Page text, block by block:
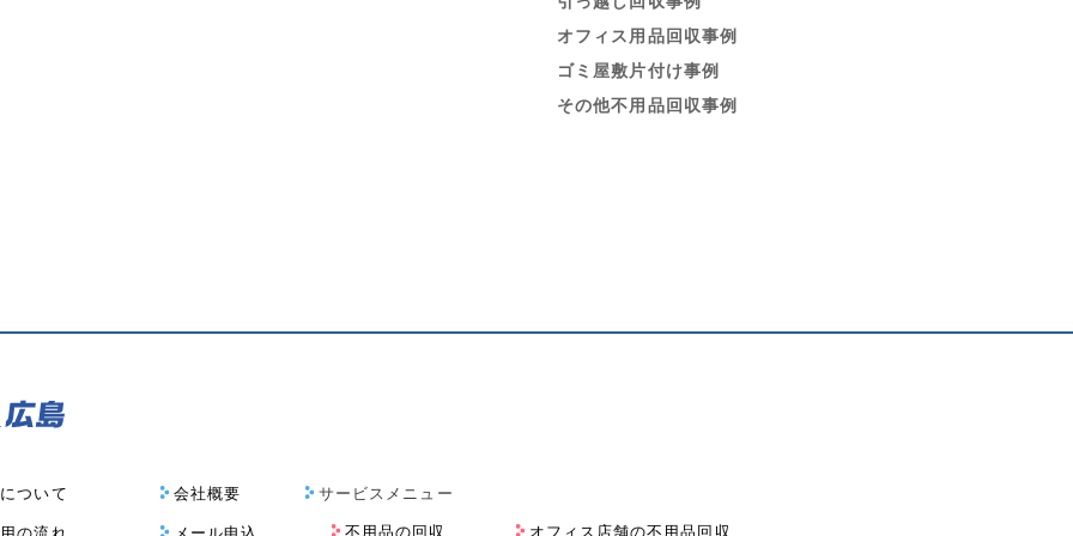
オフィス用品回収事例
ゴミ屋敷片付け事例
その他不用品回収事例
ついて
の流れ
会社概要
メール申込
サービスメニュー
不用品の回収 オフィス店舗の不用品回収